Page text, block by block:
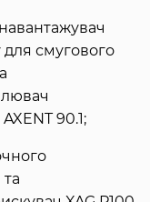
для смугового
AXENT 90.1;